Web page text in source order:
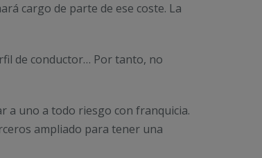
cargo de parte de ese coste. La
de conductor… Por tanto, no
a uno a todo riesgo con franquicia.
ampliado para tener una